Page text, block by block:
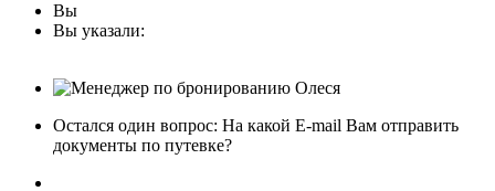
Вы
Вы указали:
Остался один вопрос: На какой E-mail Вам отправить
документы по путевке?